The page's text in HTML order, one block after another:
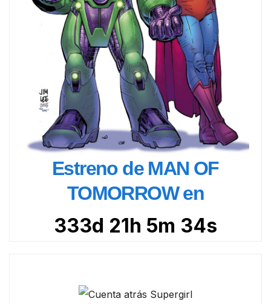
Estreno de MAN OF
TOMORROW en
333d 21h 5m 32s